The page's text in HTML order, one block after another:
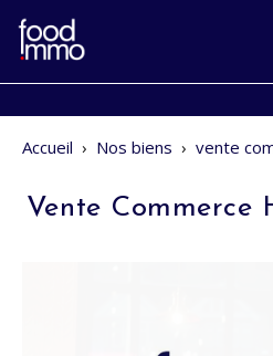
Accueil › Nos biens › vente
Vente Commerce